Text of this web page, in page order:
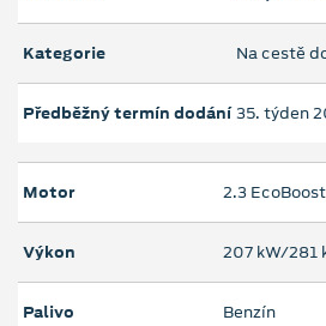
Kategorie Na cestě
Předběžný termín dodání 35. týden
Motor 2.3
Výkon 207 kW/281
Palivo Benzín